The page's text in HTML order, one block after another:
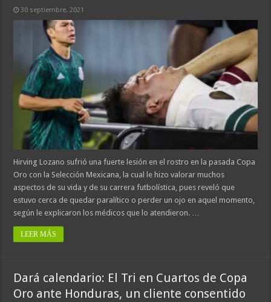
30 septiembre, 2021
Hirving Lozano sufrió una fuerte lesión en el rostro en la pasada Copa
Oro con la Selección Mexicana, la cual le hizo valorar muchos
aspectos de su vida y de su carrera futbolística, pues reveló que
estuvo cerca de quedar paralítico o perder un ojo en aquel momento,
según le explicaron los médicos que lo atendieron. …
LEER MÁS
Dará calendario: El Tri en Cuartos de Copa
Oro ante Honduras, un cliente consentido